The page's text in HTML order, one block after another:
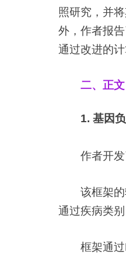
照研究，并
外，作者报
通过改进的
二、正文
1. 基因
作者开
该框架
通过疾病类
框架通